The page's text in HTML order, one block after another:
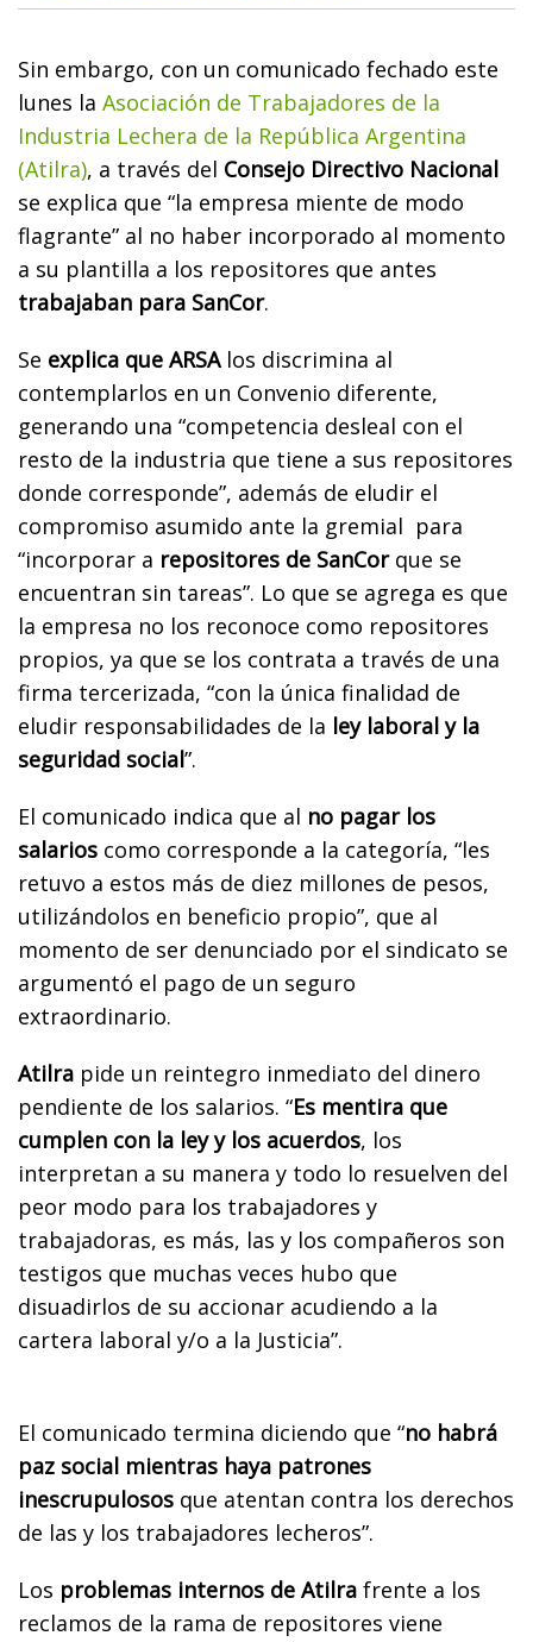
Sin embargo, con un comunicado fechado este
lunes la Asociación de Trabajadores de la
Industria Lechera de la República Argentina
(Atilra), a través del Consejo Directivo Nacional
se explica que “la empresa miente de modo
flagrante” al no haber incorporado al momento
a su plantilla a los repositores que antes
trabajaban para SanCor.
Se explica que ARSAlos discrimina al
contemplarlos en un Convenio diferente,
generando una “competencia desleal con el
resto de la industria que tiene a sus repositores
donde corresponde”, además de eludir el
compromiso asumido ante la gremial para
“incorporar a repositores de SanCorque se
encuentran sin tareas”. Lo que se agrega es que
la empresa no los reconoce como repositores
propios, ya que se los contrata a través de una
firma tercerizada, “con la única finalidad de
eludir responsabilidades de la ley laboral y la
seguridad social”.
El comunicado indica que al no pagar los
salarios como corresponde a la categoría, “les
retuvo a estos más de diez millones de pesos,
utilizándolos en beneficio propio”, que al
momento de ser denunciado por el sindicato se
argumentó el pago de un seguro
extraordinario.
Atilra pide un reintegro inmediato del dinero
pendiente de los salarios. “Es mentira que
cumplen con la ley y los acuerdos, los
interpretan a su manera y todo lo resuelven del
peor modo para los trabajadores y
trabajadoras, es más, las y los compañeros son
testigos que muchas veces hubo que
disuadirlos de su accionar acudiendo a la
cartera laboral y/o a la Justicia”.
El comunicado termina diciendo que “no habrá
paz social mientras haya patrones
inescrupulosos que atentan contra los derechos
de las y los trabajadores lecheros”.
Los problemas internos de Atilra frente a los
reclamos de la rama de repositores viene